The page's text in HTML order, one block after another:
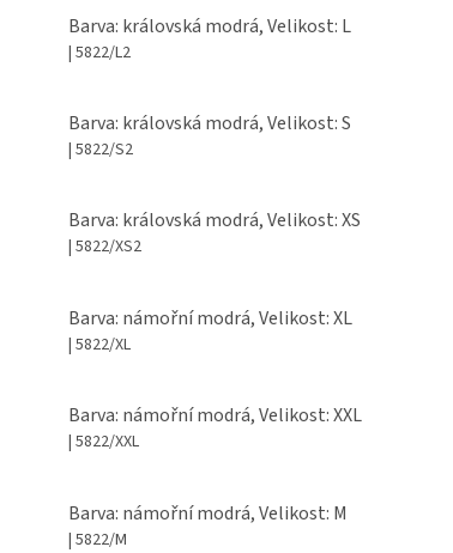
Barva: královská modrá, Velikost: L
| 5822/L2
Barva: královská modrá, Velikost: S
| 5822/S2
Barva: královská modrá, Velikost: XS
| 5822/XS2
Barva: námořní modrá, Velikost: XL
| 5822/XL
Barva: námořní modrá, Velikost: XXL
| 5822/XXL
Barva: námořní modrá, Velikost: M
| 5822/M